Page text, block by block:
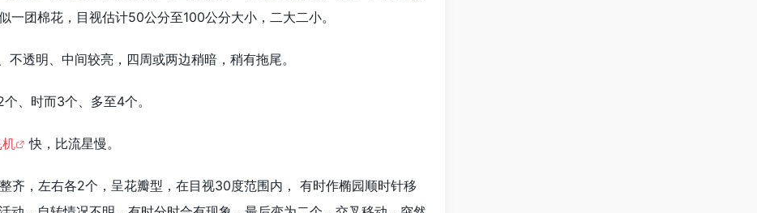
一团棉花，目视估计50公分至100公分大小，二大二小。
不透明、中间较亮，四周或两边稍暗，稍有拖尾。
、时而3个、多至4个。
快，比流星慢。
齐，左右各2个，呈花瓣型，在目视30度范围内， 有时作椭园顺时针移